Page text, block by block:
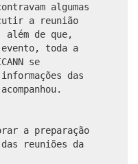
algumas
a reunião
além de que,
toda a
se
das
a preparação
reuniões da